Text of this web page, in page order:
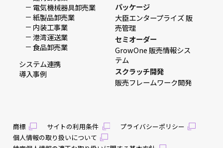
電気機械器具卸売業
紙製品卸売業
内装工事業
港湾運送業
食品卸売業
システム連携
導入事例
パッケージ
大臣エンタープライズ 販
売管理
セミオーダー
GrowOne 販売情報シス
テム
スクラッチ開発
販売フレームワーク開発
商標 サイトの利用条件
プライバシーポリシー
個人情報の取り扱いについて